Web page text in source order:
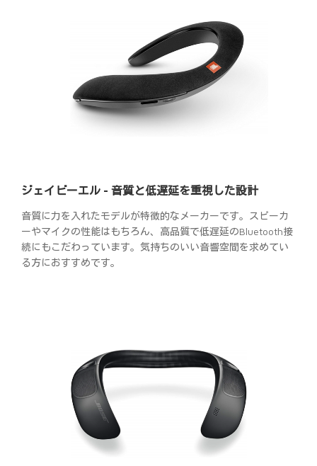
ジェイビーエル - 音質と低遅延を重視した設計
音質に力を入れたモデルが特徴的なメーカーです。スピーカ
ーやマイクの性能はもちろん、高品質で低遅延のBluetooth接
続にもこだわっています。気持ちのいい音響空間を求めてい
る方におすすめです。